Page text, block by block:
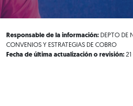
Responsable de la información: DEPTO DE
CONVENIOS Y ESTRATEGIAS DE COBRO
Fecha de última actualización o revisión: